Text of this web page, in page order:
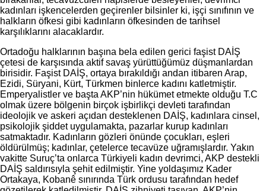
kadınları işkencelerden geçirenler bilsinler ki, işçi sınıfının ve
halkların öfkesi gibi kadınların öfkesinden de tarihsel
karşılıklarını alacaklardır.
Ortadoğu halklarının başına bela edilen gerici faşist DAİŞ
çetesi de karşısında aktif savaş yürüttüğümüz düşmanlardan
birisidir. Faşist DAİŞ, ortaya bırakıldığı andan itibaren Arap,
Ezidi, Süryani, Kürt, Türkmen binlerce kadını katletmiştir.
Emperyalistler ve başta AKP’nin hükümet etmekte olduğu T.C
olmak üzere bölgenin birçok işbirlikçi devleti tarafından
ideolojik ve askeri açıdan desteklenen DAİŞ, kadınlara cinsel,
psikolojik şiddet uygulamakta, pazarlar kurup kadınları
satmaktadır. Kadınların gözleri önünde çocukları, eşleri
öldürülmüş; kadınlar, çetelerce tecavüze uğramışlardır. Yakın
vakitte Suruç’ta onlarca Türkiyeli kadın devrimci, AKP destekli
DAİŞ saldırısıyla şehit edilmiştir. Yine yoldaşımız Kader
Ortakaya, Kobanê sınırında Türk ordusu tarafından hedef